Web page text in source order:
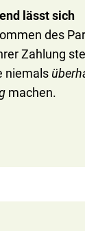
lässt sich
des
Zahlung
niemals
machen.